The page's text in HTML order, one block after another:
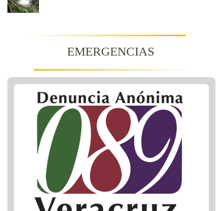
EMERGENCIAS